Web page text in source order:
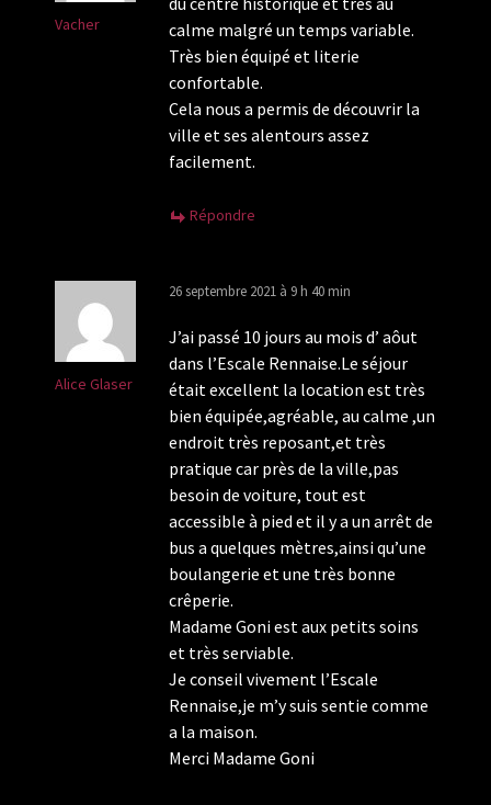
Vacher
calme malgré un temps variable.
Très bien équipé et literie
confortable.
Cela nous a permis de découvrir la
ville et ses alentours assez
facilement.
Répondre
Alice Glaser
26 septembre 2021 à 9 h 40 min
J’ai passé 10 jours au mois d’ aôut
dans l’Escale Rennaise.Le séjour
était excellent la location est très
bien équipée,agréable, au calme ,un
endroit très reposant,et très
pratique car près de la ville,pas
besoin de voiture, tout est
accessible à pied et il y a un arrêt de
bus a quelques mètres,ainsi qu’une
boulangerie et une très bonne
crêperie.
Madame Goni est aux petits soins
et très serviable.
Je conseil vivement l’Escale
Rennaise,je m’y suis sentie comme
a la maison.
Merci Madame Goni